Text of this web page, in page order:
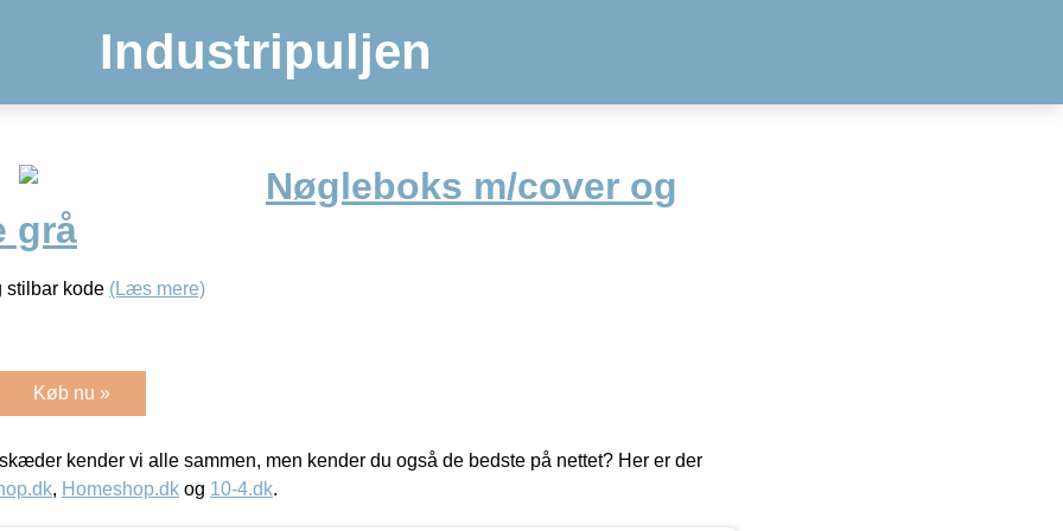
Industripuljen
Nøgleboks m/cover og
grå
stilbar kode (Læs mere)
Køb nu »
kender vi alle sammen, men kender du også de bedste på nettet? Her er der
, Homeshop.dk og 10-4.dk.